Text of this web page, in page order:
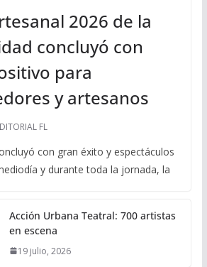
2026 de la
concluyó con
para
y artesanos
FL
con gran éxito y espectáculos
y durante toda la jornada, la
Acción Urbana Teatral: 700 artistas
en escena
19 julio, 2026